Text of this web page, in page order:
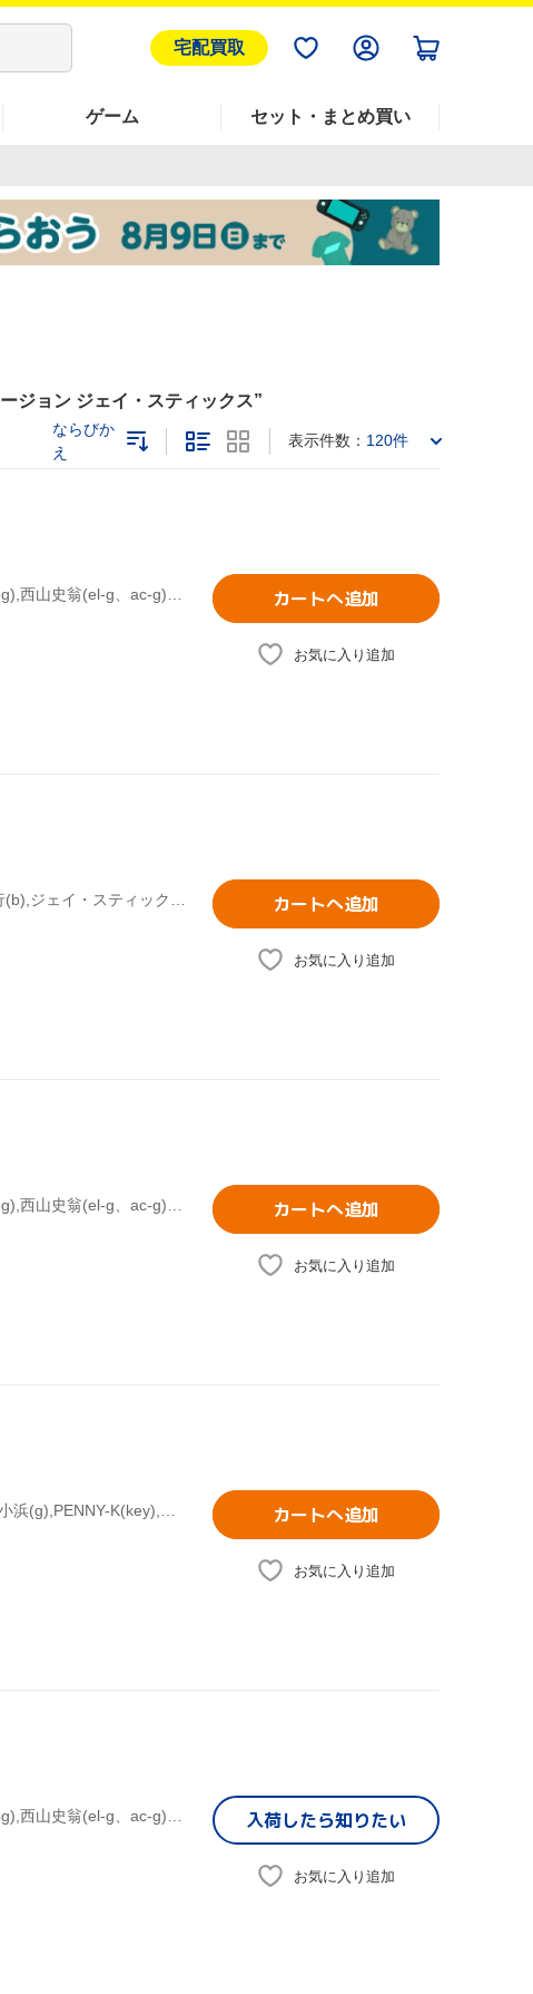
宅配買取
ゲーム セット・まとめ買い
ジョン ジェイ・スティックス
ならびか
え
表示件数： 120件
カートへ追加
お気に入り追加
カートへ追加
お気に入り追加
カートへ追加
お気に入り追加
カートへ追加
お気に入り追加
入荷したら知りたい
お気に入り追加